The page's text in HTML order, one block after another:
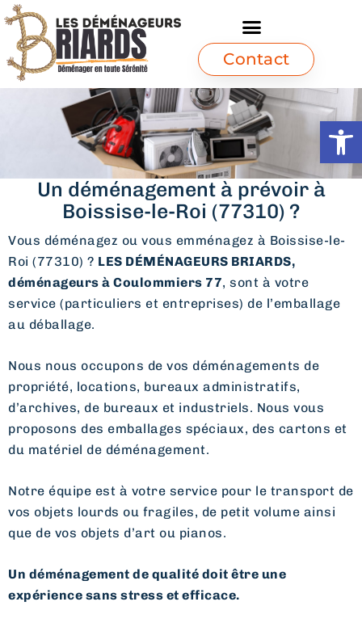
Ouvrir
Contact
Un déménagement à prévoir à
Boissise-le-Roi (77310) ?
Vous déménagez ou vous emménagez à Boissise-le-
Roi (77310) ? LES DÉMÉNAGEURS BRIARDS,
déménageurs à Coulommiers 77, sont à votre
service (particuliers et entreprises) de l’emballage
au déballage.
Nous nous occupons de vos déménagements de
propriété, locations, bureaux administratifs,
d’archives, de bureaux et industriels. Nous vous
proposons des emballages spéciaux, des cartons et
du matériel de déménagement.
Notre équipe est à votre service pour le transport de
vos objets lourds ou fragiles, de petit volume ainsi
que de vos objets d’art ou pianos.
Un déménagement de qualité doit être une
expérience sans stress et efficace.